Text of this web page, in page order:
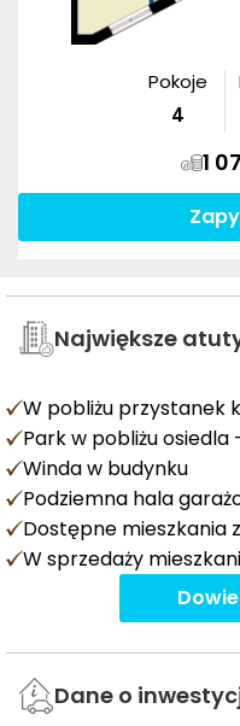
Pokoje
4
1
Największe
W pobliżu przystanek
Park w pobliżu osiedla
Winda w budynku
Podziemna hala
Dostępne mieszkania
W sprzedaży
Dane o